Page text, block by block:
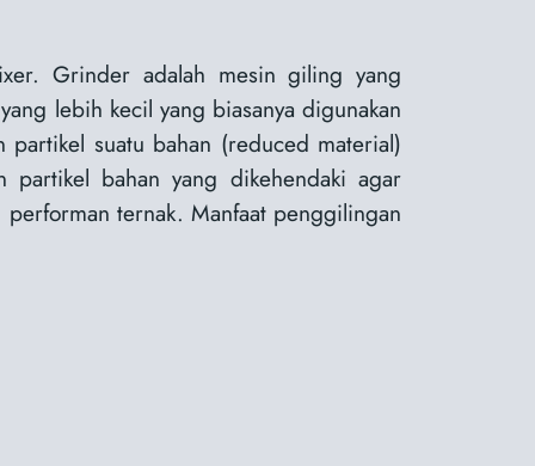
Grinder adalah mesin giling yang
lebih kecil yang biasanya digunakan
suatu bahan (reduced material)
partikel bahan yang dikehendaki agar
performan ternak. Manfaat penggilingan